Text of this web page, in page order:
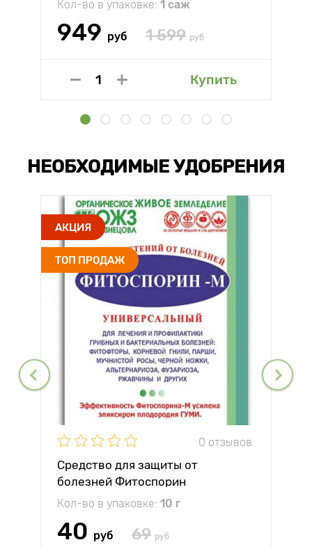
Кол-во в упаковке: 1 саж
949 руб 1 599 руб
Купить
НЕОБХОДИМЫЕ УДОБРЕНИЯ
АКЦИЯ
ТОП ПРОДАЖ
0 отзывов
Средство для защиты от
болезней Фитоспорин
Кол-во в упаковке: 10 г
40 руб 69 руб